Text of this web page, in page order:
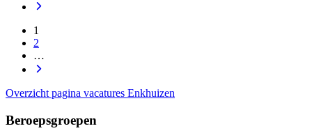
1
2
…
Overzicht pagina vacatures Enkhuizen
Beroepsgroepen